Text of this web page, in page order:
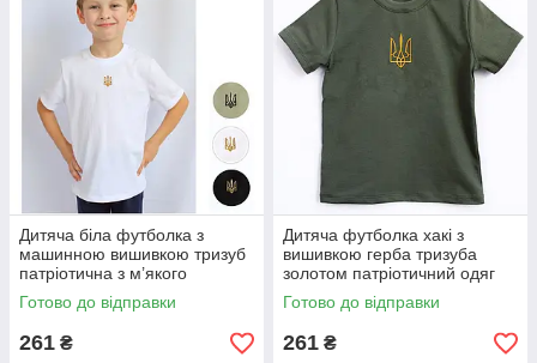
Дитяча біла футболка з
машинною вишивкою тризуб
патріотична з м’якого
інтерлоку
Готово до відправки
261 ₴
Дитяча футболка хакі з
вишивкою герба тризуба
золотом патріотичний одяг
92–158 см
Готово до відправки
261 ₴